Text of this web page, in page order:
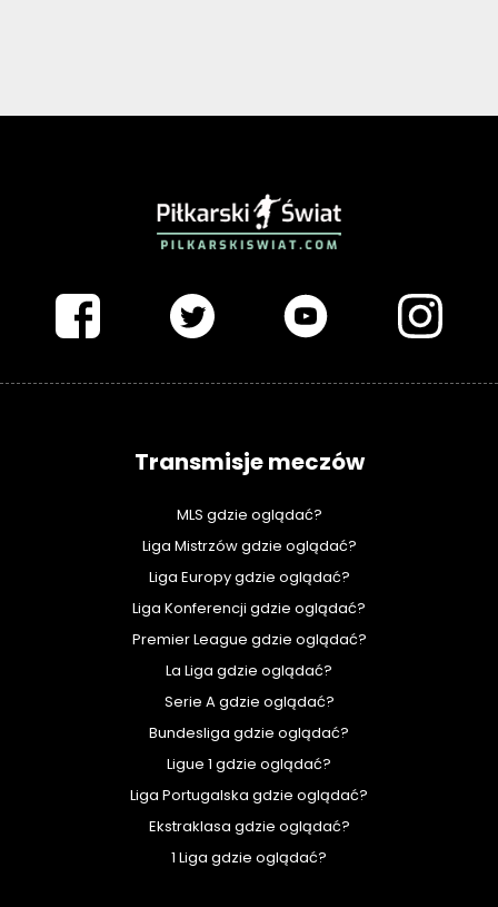
Transmisje meczów
MLS gdzie oglądać?
Liga Mistrzów gdzie oglądać?
Liga Europy gdzie oglądać?
Liga Konferencji gdzie oglądać?
Premier League gdzie oglądać?
La Liga gdzie oglądać?
Serie A gdzie oglądać?
Bundesliga gdzie oglądać?
Ligue 1 gdzie oglądać?
Liga Portugalska gdzie oglądać?
Ekstraklasa gdzie oglądać?
1 Liga gdzie oglądać?